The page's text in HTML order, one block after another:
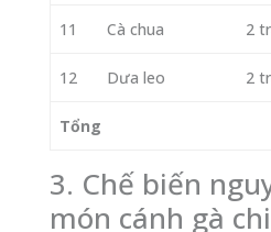
11 Cà chua 2
12 Dưa leo 2
Tổng
3. Chế biến
món cánh gà